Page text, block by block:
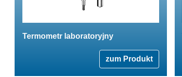
Termometr laboratoryjny
zum Produkt